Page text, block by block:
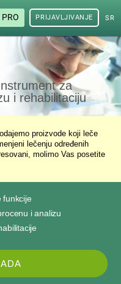
PRO PRIJAVLJIVANJE
za
i rehabilitaciju
proizvode koji leče
lečenju određenih
molimo Vas posetite
funkcije
i analizu